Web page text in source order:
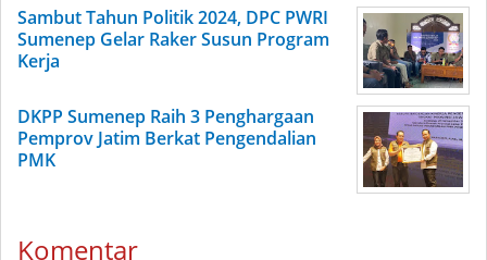
Sambut Tahun Politik 2024, DPC PWRI
Sumenep Gelar Raker Susun Program
Kerja
DKPP Sumenep Raih 3 Penghargaan
Pemprov Jatim Berkat Pengendalian
PMK
Komentar